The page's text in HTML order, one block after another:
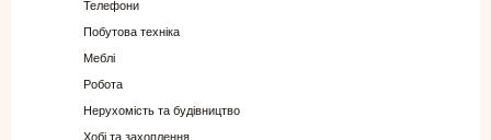
Телефони
Побутова техніка
Меблі
Робота
Нерухомість та будівництво
Хобі та захоплення